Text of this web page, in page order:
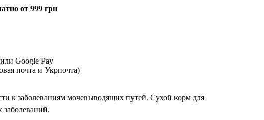
от 999 грн
Google Pay
почта и Укрпочта)
к заболеваниям мочевыводящих путей. Сухой корм для
заболеваний.